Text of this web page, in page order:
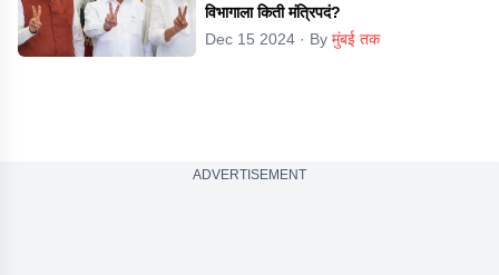
विभागाला किती मंत्रिपदं?
Dec 15 2024 · By मुंबई तक
ADVERTISEMENT